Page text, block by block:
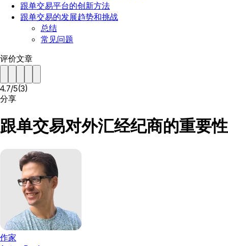
跟单交易平台的创新方法
跟单交易的发展趋势和挑战
总结
常见问题
评价文章
4.7/5(3)
分享
跟单交易对外汇经纪商的重要性
作家